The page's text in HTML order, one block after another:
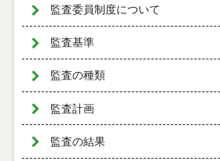
監査委員制度について
監査基準
監査の種類
監査計画
監査の結果